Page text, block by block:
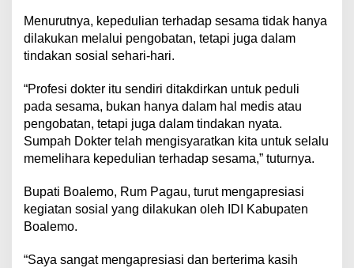
Menurutnya, kepedulian terhadap sesama tidak hanya
dilakukan melalui pengobatan, tetapi juga dalam
tindakan sosial sehari-hari.
“Profesi dokter itu sendiri ditakdirkan untuk peduli
pada sesama, bukan hanya dalam hal medis atau
pengobatan, tetapi juga dalam tindakan nyata.
Sumpah Dokter telah mengisyaratkan kita untuk selalu
memelihara kepedulian terhadap sesama,” tuturnya.
Bupati Boalemo, Rum Pagau, turut mengapresiasi
kegiatan sosial yang dilakukan oleh IDI Kabupaten
Boalemo.
“Saya sangat mengapresiasi dan berterima kasih